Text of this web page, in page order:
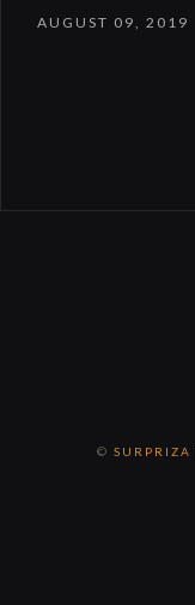
AUGUST 09, 2019
© SURPRIZA